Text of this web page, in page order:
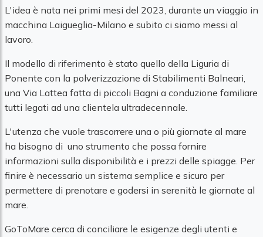
L'idea è nata nei primi mesi del 2023, durante un viaggio in
macchina Laigueglia-Milano e subito ci siamo messi al
lavoro.
Il modello di riferimento è stato quello della Liguria di
Ponente con la polverizzazione di Stabilimenti Balneari,
una Via Lattea fatta di piccoli Bagni a conduzione familiare
tutti legati ad una clientela ultradecennale.
L'utenza che vuole trascorrere una o più giornate al mare
ha bisogno di uno strumento che possa fornire
informazioni sulla disponibilità e i prezzi delle spiagge. Per
finire è necessario un sistema semplice e sicuro per
permettere di prenotare e godersi in serenità le giornate al
mare.
GoToMare cerca di conciliare le esigenze degli utenti e